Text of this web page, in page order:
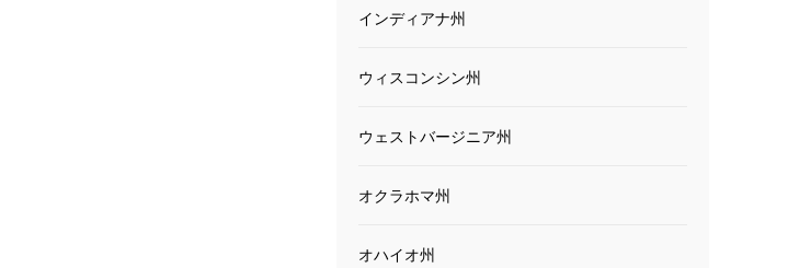
インディアナ州
ウィスコンシン州
ウェストバージニア州
オクラホマ州
オハイオ州